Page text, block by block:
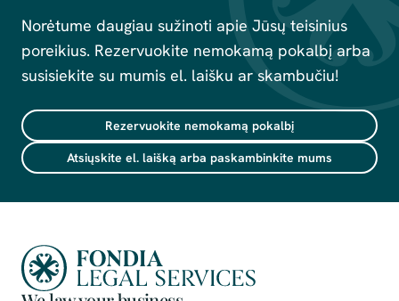
Norėtume daugiau sužinoti apie Jūsų teisinius
poreikius. Rezervuokite nemokamą pokalbį arba
susisiekite su mumis el. laišku ar skambučiu!
Rezervuokite nemokamą pokalbį
Atsiųskite el. laišką arba paskambinkite mums